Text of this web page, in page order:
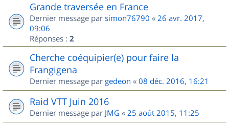
Grande traversée en France
Dernier message par simon76790 « 26 avr. 2017,
09:06
Réponses : 2
Cherche coéquipier(e) pour faire la
Frangigena
Dernier message par gedeon « 08 déc. 2016, 16:21
Raid VTT Juin 2016
Dernier message par JMG « 25 août 2015, 11:25